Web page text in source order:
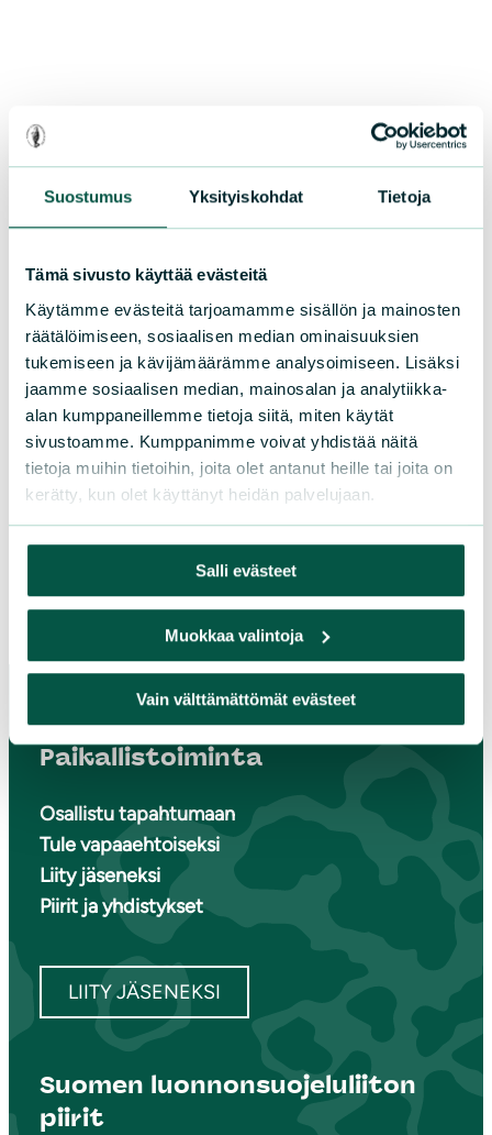
Suostumus Yksityiskohdat Tietoja
Tämä sivusto käyttää evästeitä
Käytämme evästeitä tarjoamamme sisällön ja mainosten
räätälöimiseen, sosiaalisen median ominaisuuksien
tukemiseen ja kävijämäärämme analysoimiseen. Lisäksi
jaamme sosiaalisen median, mainosalan ja analytiikka-
alan kumppaneillemme tietoja siitä, miten käytät
sivustoamme. Kumppanimme voivat yhdistää näitä
tietoja muihin tietoihin, joita olet antanut heille tai joita on
kerätty, kun olet käyttänyt heidän palvelujaan.
Salli evästeet
Muokkaa valintoja
Vain välttämättömät evästeet
Turun luonnonsuojeluyhdistys ry
turku@sll.fi
Martinkatu 5, 20810 Turku
Lisää yhteystietoja
Paikallistoiminta
Osallistu tapahtumaan
Tule vapaaehtoiseksi
Liity jäseneksi
Piirit ja yhdistykset
LIITY JÄSENEKSI
Suomen luonnonsuojeluliiton
piirit